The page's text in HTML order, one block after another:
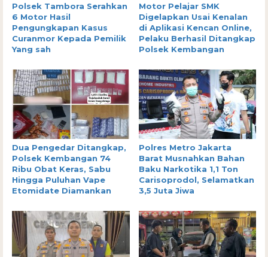
Polsek Tambora Serahkan
6 Motor Hasil
Pengungkapan Kasus
Curanmor Kepada Pemilik
Yang sah
Motor Pelajar SMK
Digelapkan Usai Kenalan
di Aplikasi Kencan Online,
Pelaku Berhasil Ditangkap
Polsek Kembangan
Dua Pengedar Ditangkap,
Polsek Kembangan 74
Ribu Obat Keras, Sabu
Hingga Puluhan Vape
Etomidate Diamankan
Polres Metro Jakarta
Barat Musnahkan Bahan
Baku Narkotika 1,1 Ton
Carisoprodol, Selamatkan
3,5 Juta Jiwa